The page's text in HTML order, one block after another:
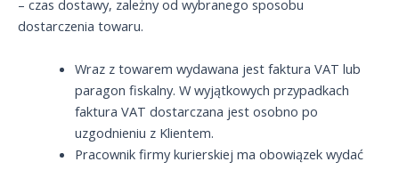
– czas dostawy, zależny od wybranego sposobu
dostarczenia towaru.
Wraz z towarem wydawana jest faktura VAT lub
paragon fiskalny. W wyjątkowych przypadkach
faktura VAT dostarczana jest osobno po
uzgodnieniu z Klientem.
Pracownik firmy kurierskiej ma obowiązek wydać